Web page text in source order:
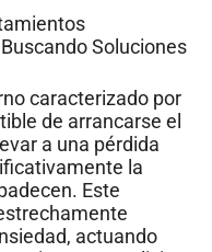
Soluciones
caracterizado por
de arrancarse el
a una pérdida
la
Este
actuando